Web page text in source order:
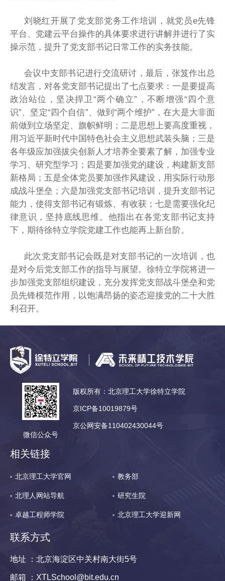
刘晓红开展了党支部党务工作培训，就党员e先锋
平台、党建云平台操作的具体要求进行讲解并进行了实
操示范，提升了党支部书记日常工作的实务技能。
会议中支部书记进行交流研讨，最后，张笈作出总
结发言，对各党支部书记提出了七点要求：一是要提高
政治站位，坚决捍卫“两个确立”，不断增强“四个意
识”、坚定“四个自信”、做到“两个维护”，在大是大非面
前做到立场坚定、旗帜鲜明；二是思想上要高度重视，
用习近平新时代中国特色社会主义思想武装头脑；三是
各年级应加强拔尖创新人才培养全要素了解，加强专业
学习、研究型学习；四是要加强党的建设，构建新支部
新格局；五是全体党员要加强作风建设，用实际行动形
成战斗堡垒；六是加强党支部书记培训，提升支部书记
能力，使得支部书记有锻炼、有收获；七是需要强化纪
律意识，坚持底线思维。他指出在各党支部书记支持
下，期待徐特立学院党建工作也能再上新台阶。
此次党支部书记会既是对支部书记的一次培训，也
是对今后党支部工作的指导与展望。徐特立学院将进一
步加强党支部组织建设，充分发挥党支部战斗堡垒和党
员先锋模范作用，以饱满昂扬的姿态迎接党的二十大胜
利召开。
微信公众号
版权所有：北京理工大学徐特立学院
京ICP备10019879号
京公网安备110402430044号
相关链接
北京理工大学官网 教务部
北理人网站导航 研究生院
卓越工程师学院 北京理工大学迎新网
联系方式
地址 ：北京海淀区中关村南大街5号
邮箱 ：XTLSchool@bit.edu.cn